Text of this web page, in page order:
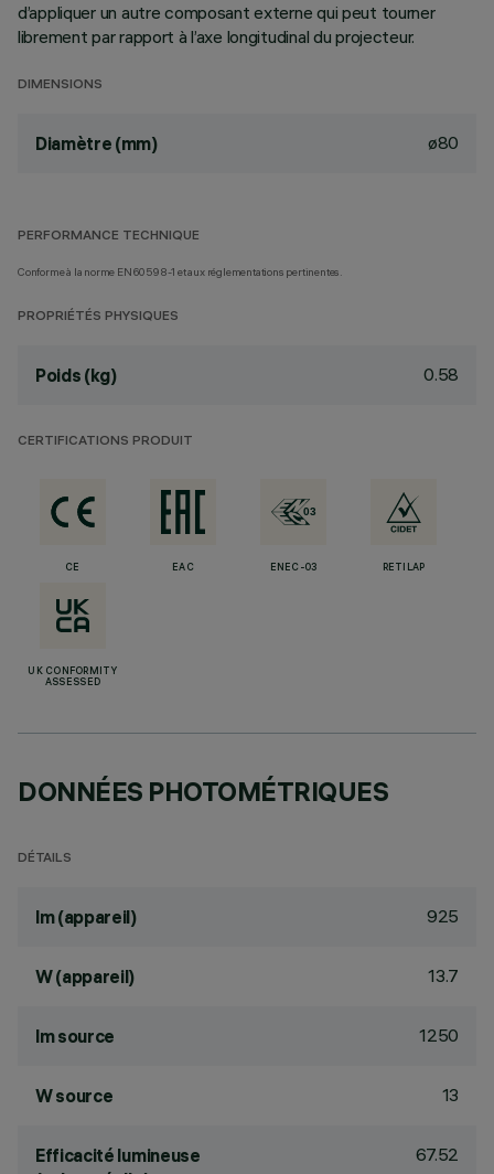
d’appliquer un autre composant externe qui peut tourner
librement par rapport à l’axe longitudinal du projecteur.
DIMENSIONS
Diamètre (mm) ø80
PERFORMANCE TECHNIQUE
Conforme à la norme EN60598-1 et aux réglementations pertinentes.
PROPRIÉTÉS PHYSIQUES
Poids (kg) 0.58
CERTIFICATIONS PRODUIT
CE EAC ENEC-03 RETILAP
UK CONFORMITY
ASSESSED
DONNÉES PHOTOMÉTRIQUES
DÉTAILS
lm (appareil) 925
W (appareil) 13.7
lm source 1250
W source 13
Efficacité lumineuse
67.52